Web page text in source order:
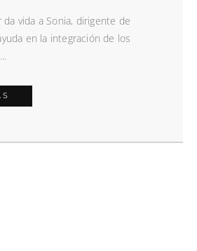
da vida a Sonia, dirigente de
en la integración de los